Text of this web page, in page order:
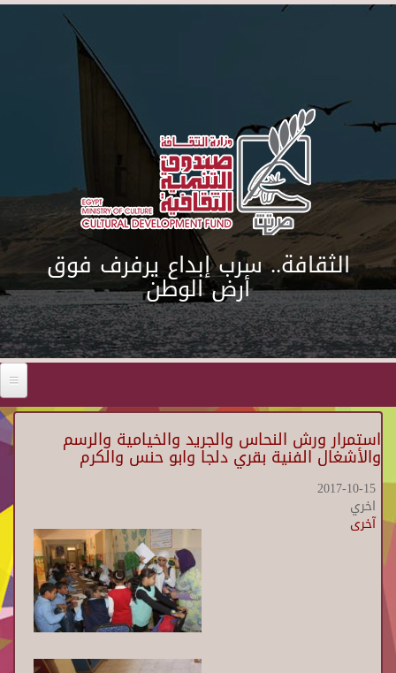
Skip to main content
الثقافة.. سرب إبداع يرفرف فوق
أرض الوطن
استمرار ورش النحاس والجريد والخيامية والرسم
والأشغال الفنية بقري دلجا وابو حنس والكرم
2017-10-15
اخري
آخرى